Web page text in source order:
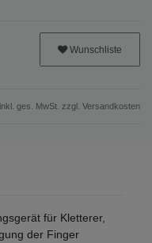
Wunschliste
ges. MwSt. zzgl. Versandkosten
für Kletterer,
der Finger